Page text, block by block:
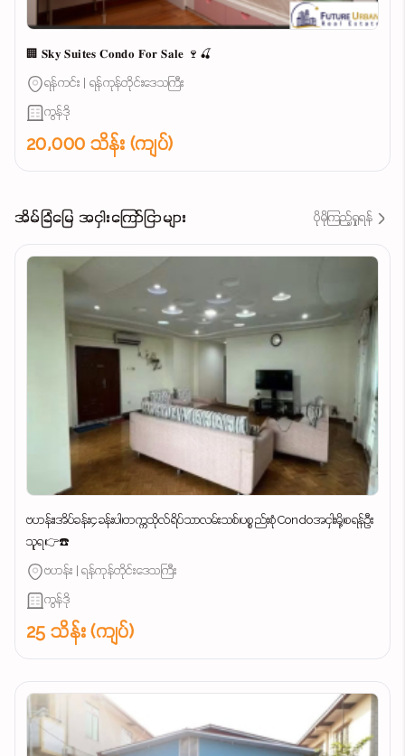
🏢 𝐒𝐤𝐲 𝐒𝐮𝐢𝐭𝐞𝐬 𝐂𝐨𝐧𝐝𝐨 𝐅𝐨𝐫 𝐒𝐚𝐥𝐞 🍷🍒
ရန်ကင်း | ရန်ကုန်တိုင်းဒေသကြီး
ကွန်ဒို
20,000 သိန်း (ကျပ်)
အိမ်ခြံမြေ အငှါးကြော်ငြာများ ပိုမိုကြည့်ရှုရန်
ဗဟန်း၊အိပ်ခန်း၄ခန်းပါ၊တက္ကသိုလ်ရိပ်သာလမ်းသစ်၊ပစ္စည်းစုံCondoအငှါးမို့၊စရန်ဦး
သူရ👉☎️
ဗဟန်း | ရန်ကုန်တိုင်းဒေသကြီး
ကွန်ဒို
25 သိန်း (ကျပ်)